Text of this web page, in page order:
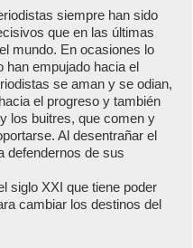
siempre han sido
que en las últimas
mundo. En ocasiones lo
han empujado hacia el
se aman y se odian,
el progreso y también
los buitres, que comen y
Al desentrañar el
defendernos de sus
siglo XXI que tiene poder
cambiar los destinos del